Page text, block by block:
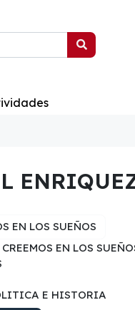
EN LOS SUEÑOS
EN LOS
E HISTORIA